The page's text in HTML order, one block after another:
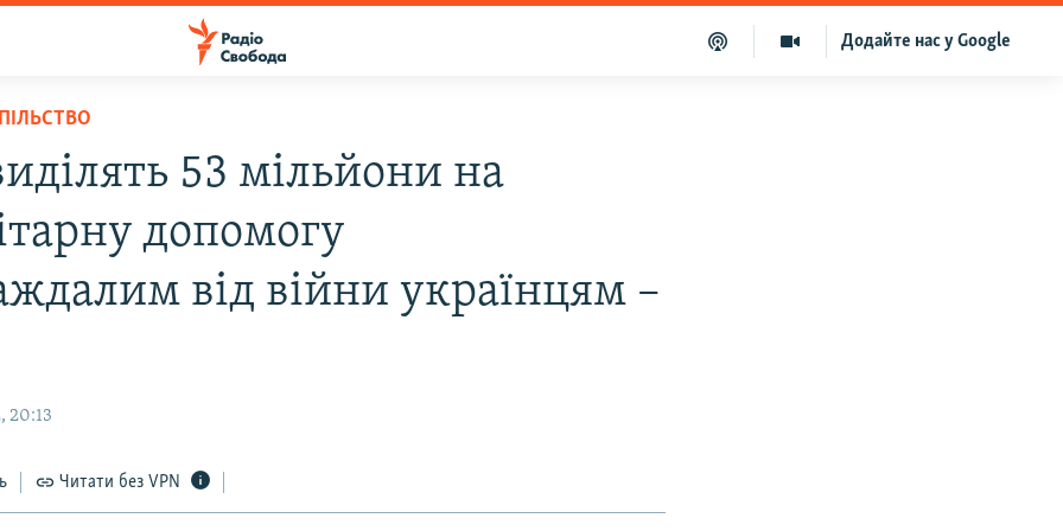
Додайте нас у Google
53 мільйони на
допомогу
від війни українцям –
20:13
Читати без VPN